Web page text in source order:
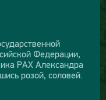
Федерации,
РАХ Александра
розой, соловей.